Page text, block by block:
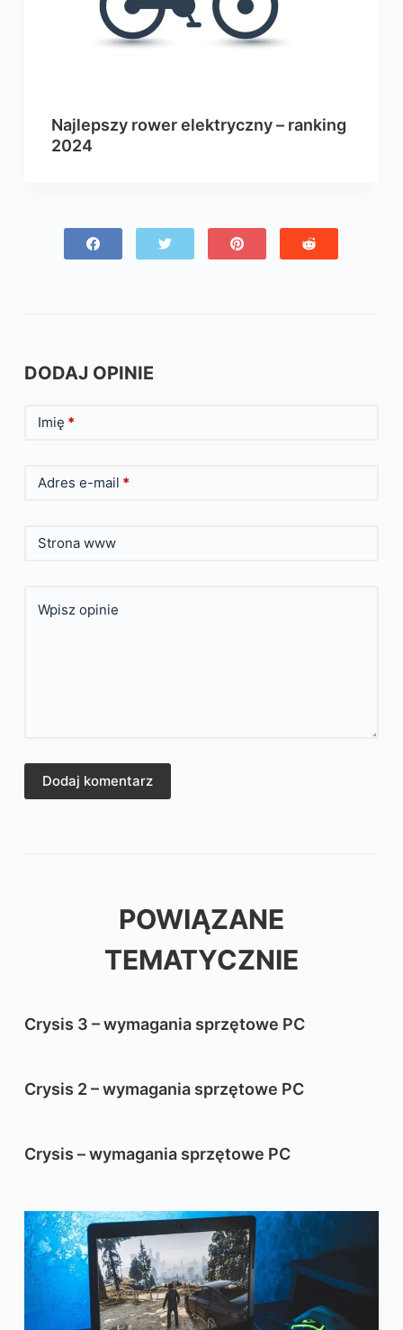
Najlepszy rower elektryczny – ranking
2024
DODAJ OPINIE
Imię *
Adres e-mail *
Strona www
Wpisz opinie
Dodaj komentarz
POWIĄZANE
TEMATYCZNIE
Crysis 3 – wymagania sprzętowe PC
Crysis 2 – wymagania sprzętowe PC
Crysis – wymagania sprzętowe PC